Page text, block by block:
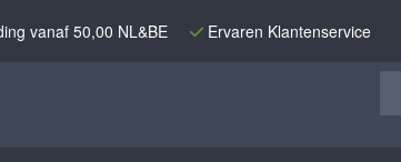
vanaf 50,00 NL&BE Ervaren Klantenservice